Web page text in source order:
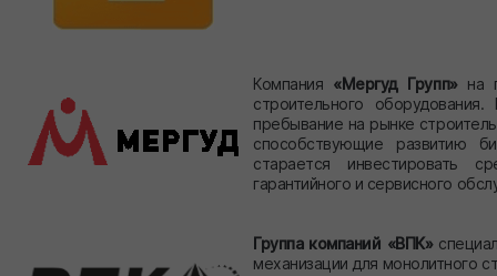
Компания «Мергуд Групп»на
строительного
пребывание на рынке
способствующие развитию
старается инвестировать
гарантийного и сервисного
Группа компаний «ВПК»
механизации для монолитного